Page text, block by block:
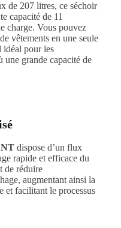
de 207 litres, ce séchoir
capacité de 11
charge. Vous pouvez
vêtements en une seule
idéal pour les
une grande capacité de
dispose d’un flux
rapide et efficace du
de réduire
augmentant ainsi la
et facilitant le processus